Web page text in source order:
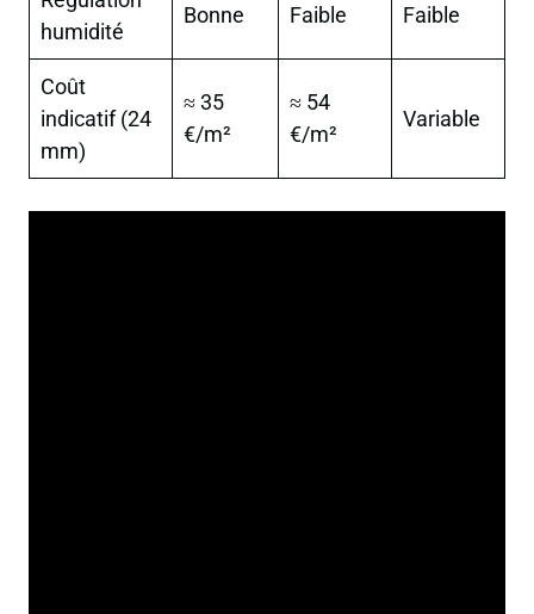
humidité
Bonne Faible Faible
Coût
indicatif (24
mm)
≈ 35
€/m²
≈ 54
€/m²
Variable